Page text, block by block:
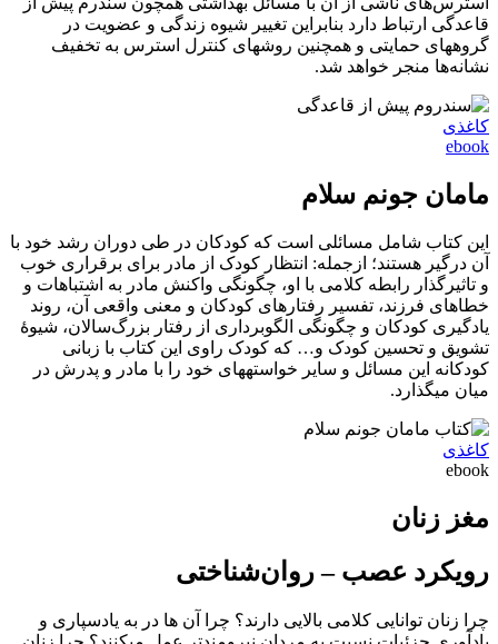
قاعدگی ارتباط دارد بنابراین تغییر شیوه زندگی و عضویت در
گروه‏های حمایتی و همچنین روش‏های کنترل استرس به تخفیف
نشانه‌ها منجر خواهد شد.
کاغذی
ebook
مامان جونم سلام
این کتاب شامل مسائلی است که کودکان در طی دوران رشد خود با
آن درگیر هستند؛ ازجمله: انتظار کودک از مادر برای برقراری خوب
و تاثیرگذار رابطه کلامی با او، چگونگی واکنش مادر به اشتباهات و
خطاهای فرزند، تفسیر رفتارهای کودکان و معنی واقعی آن، روند
یادگیری کودکان و چگونگی الگوبرداری از رفتار بزرگ‌سالان، شیوۀ
تشویق و تحسین کودک و… که کودک راوی این کتاب با زبانی
کودکانه این مسائل و سایر خواسته‏‎های خود را با مادر و پدرش در
میان می‏‎گذارد.
کاغذی
ebook
مغز زنان
رویکرد عصب – روان‌شناختی
چرا زنان توانایی کلامی بالایی دارند؟ چرا آن ­ها در به ­یادسپاری و